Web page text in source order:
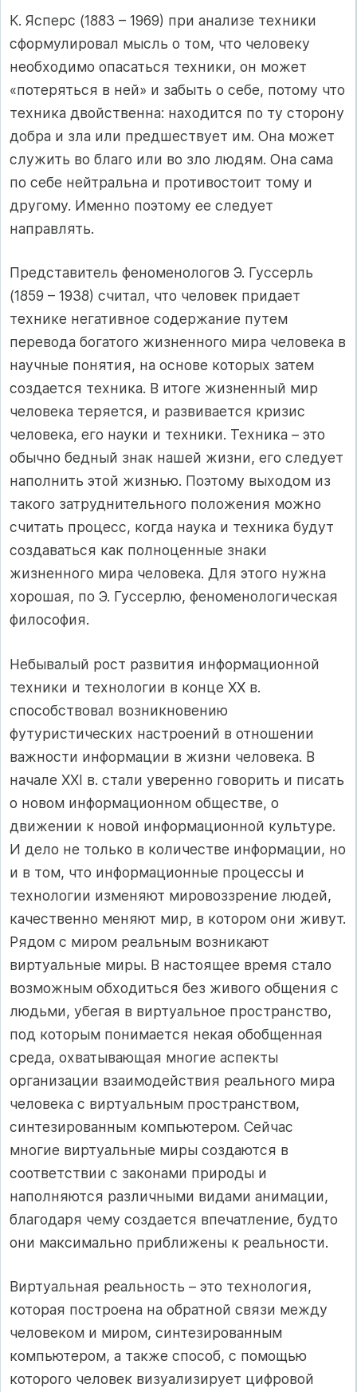
К. Ясперс (1883 – 1969) при анализе техники
сформулировал мысль о том, что человеку
необходимо опасаться техники, он может
«потеряться в ней» и забыть о себе, потому что
техника двойственна: находится по ту сторону
добра и зла или предшествует им. Она может
служить во благо или во зло людям. Она сама
по себе нейтральна и противостоит тому и
другому. Именно поэтому ее следует
направлять.
Представитель феноменологов Э. Гуссерль
(1859 – 1938) считал, что человек придает
технике негативное содержание путем
перевода богатого жизненного мира человека в
научные понятия, на основе которых затем
создается техника. В итоге жизненный мир
человека теряется, и развивается кризис
человека, его науки и техники. Техника – это
обычно бедный знак нашей жизни, его следует
наполнить этой жизнью. Поэтому выходом из
такого затруднительного положения можно
считать процесс, когда наука и техника будут
создаваться как полноценные знаки
жизненного мира человека. Для этого нужна
хорошая, по Э. Гуссерлю, феноменологическая
философия.
Небывалый рост развития информационной
техники и технологии в конце ХХ в.
способствовал возникновению
футуристических настроений в отношении
важности информации в жизни человека. В
начале XXI в. стали уверенно говорить и писать
о новом информационном обществе, о
движении к новой информационной культуре.
И дело не только в количестве информации, но
и в том, что информационные процессы и
технологии изменяют мировоззрение людей,
качественно меняют мир, в котором они живут.
Рядом с миром реальным возникают
виртуальные миры. В настоящее время стало
возможным обходиться без живого общения с
людьми, убегая в виртуальное пространство,
под которым понимается некая обобщенная
среда, охватывающая многие аспекты
организации взаимодействия реального мира
человека с виртуальным пространством,
синтезированным компьютером. Сейчас
многие виртуальные миры создаются в
соответствии с законами природы и
наполняются различными видами анимации,
благодаря чему создается впечатление, будто
они максимально приближены к реальности.
Виртуальная реальность – это технология,
которая построена на обратной связи между
человеком и миром, синтезированным
компьютером, а также способ, с помощью
которого человек визуализирует цифровой